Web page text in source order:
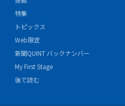
特集
トピックス
Web限定
新聞QUINT バックナンバー
My First Stage
後で読む